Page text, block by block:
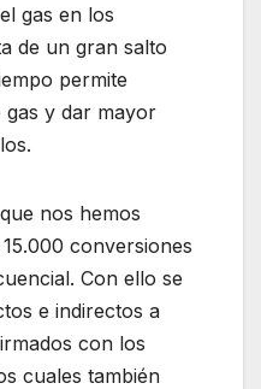
gas en los
de un gran salto
permite
gas y dar mayor
nos hemos
conversiones
Con ello se
e indirectos a
con los
cuales también